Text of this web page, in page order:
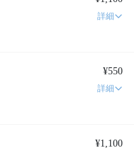
詳細
¥550
詳細
¥1,100